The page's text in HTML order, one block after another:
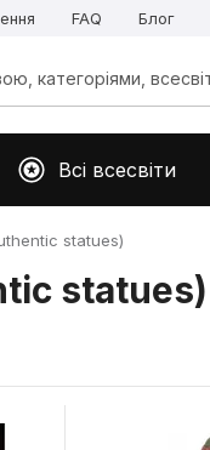
FAQ Блог
Всі всесвіти
statues)
statues)